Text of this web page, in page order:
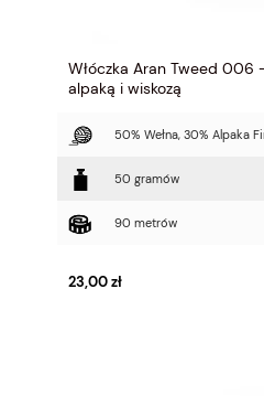
Włóczka Aran Tweed 006
alpaką i wiskozą
50% Wełna, 30% Alpaka
50 gramów
90 metrów
23,00 zł